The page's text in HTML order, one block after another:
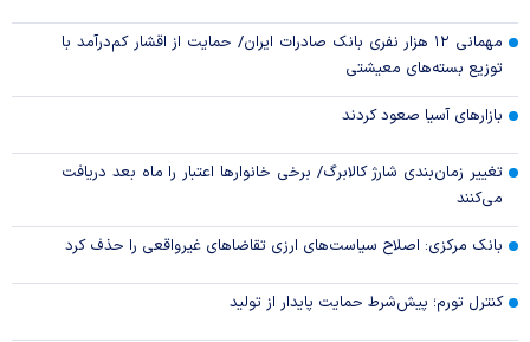
مهمانی ۱۲ هزار نفری بانک صادرات ایران/ حمایت از اقشار کم‌درآمد با
توزیع بسته‌های معیشتی
بازارهای آسیا صعود کردند
تغییر زمان‌بندی شارژ کالابرگ/ برخی خانوار‌ها اعتبار را ماه بعد دریافت
می‌کنند
بانک مرکزی: اصلاح سیاست‌های ارزی تقاضاهای غیرواقعی را حذف کرد
کنترل تورم؛ پیش‌شرط حمایت پایدار از تولید